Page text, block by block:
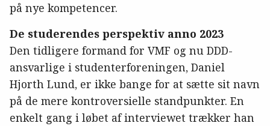
på nye kompetencer.
De studerendes perspektiv anno 2023
Den tidligere formand for VMF og nu DDD-
ansvarlige i studenterforeningen, Daniel
Hjorth Lund, er ikke bange for at sætte sit navn
på de mere kontroversielle standpunkter. En
enkelt gang i løbet af interviewet trækker han